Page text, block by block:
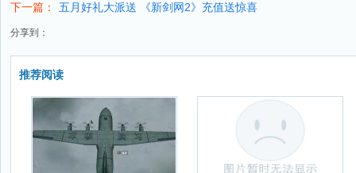
下一篇：
五月好礼大派送 《新剑网2》充值送惊喜
分享到：
推荐阅读